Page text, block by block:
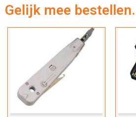
Gelijk mee